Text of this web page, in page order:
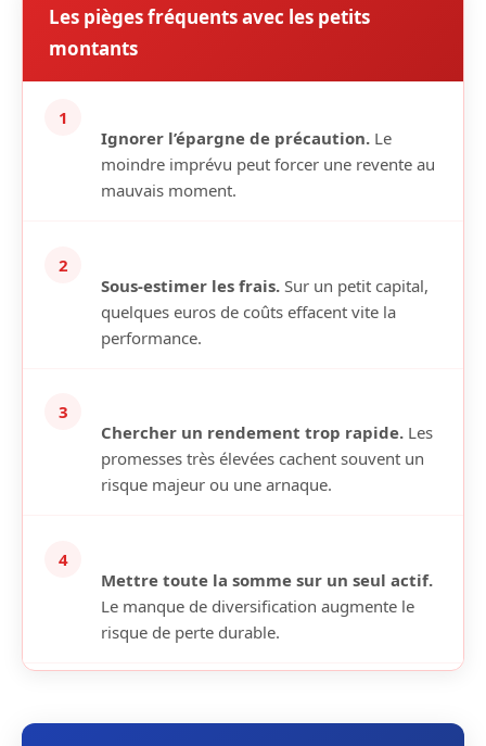
Les pièges fréquents avec les petits
montants
1
Ignorer l’épargne de précaution. Le
moindre imprévu peut forcer une revente au
mauvais moment.
2
Sous-estimer les frais. Sur un petit capital,
quelques euros de coûts effacent vite la
performance.
3
Chercher un rendement trop rapide. Les
promesses très élevées cachent souvent un
risque majeur ou une arnaque.
4
Mettre toute la somme sur un seul actif.
Le manque de diversification augmente le
risque de perte durable.